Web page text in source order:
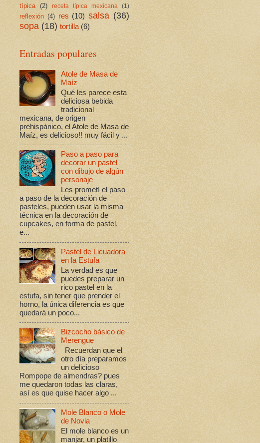
típica (2) receta típica mexicana (1)
reflexión (4) res (10) salsa (36)
sopa (18) tortilla (6)
Entradas populares
Atole de Masa de
Maíz
Qué les parece esta
deliciosa bebida
tradicional
mexicana, de origen
prehispánico, el Atole de Masa de
Maíz, es delicioso!! muy fácil y ...
Paso a paso para
decorar un pastel
con dibujo de algún
personaje
Les prometí el paso
a paso de la decoración de
pasteles, pueden usar la misma
técnica en la decoración de
cupcakes, en forma de pastel,
e...
Pastel de Licuadora
en la Estufa
La verdad es que
puedes preparar un
rico pastel en la
estufa, sin tener que prender el
horno, la única diferencia es que
quedará un poco...
Bizcocho básico de
Merengue
Recuerdan que el
otro día preparamos
un delicioso
Rompope de almendras? pues
me quedaron todas las claras,
así es que quise hacer algo ...
Mole Blanco o Mole
de Novia
El mole blanco es un
manjar, un platillo